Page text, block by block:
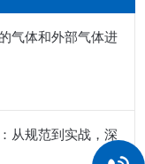
气体和外部气体进
从规范到实战，深